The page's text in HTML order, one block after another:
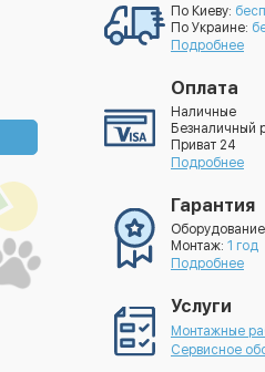
По Киеву:
По Украине:
Подробнее
Оплата
Наличные
Безналичный
Приват 24
Подробнее
Гарантия
Монтаж: 1 год
Подробнее
Услуги
Монтажные
Сервисное